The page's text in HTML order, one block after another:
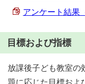
アンケート結果
目標および指標
放課後子ども教室の
題に応じた目標およ